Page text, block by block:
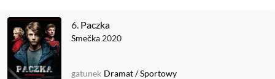
6. Paczka
Smečka 2020
gatunek Dramat/Sportowy